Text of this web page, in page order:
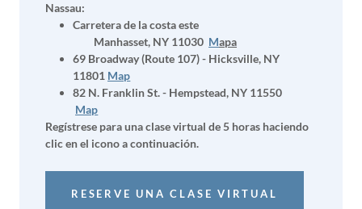
Nassau:
Carretera de la costa este
Manhasset, NY 11030 Mapa
69 Broadway (Route 107) - Hicksville, NY
11801 Map
82 N. Franklin St. - Hempstead, NY 11550
Map
Regístrese para una clase virtual de 5 horas haciendo
clic en el icono a continuación.
RESERVE UNA CLASE VIRTUAL